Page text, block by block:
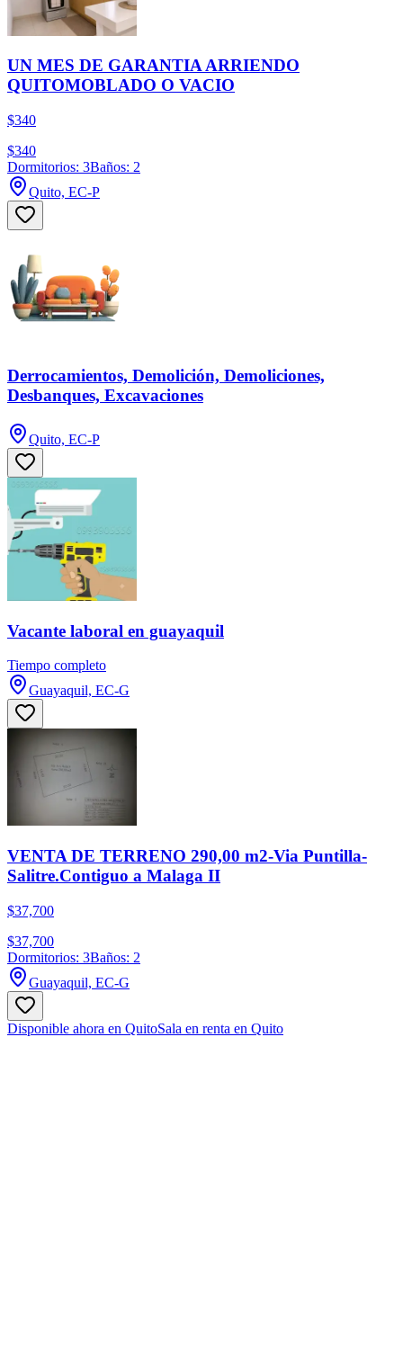
UN MES DE GARANTIA ARRIENDO
QUITOMOBLADO O VACIO
$340
$340
Dormitorios: 3Baños: 2
Quito, EC-P
Derrocamientos, Demolición, Demoliciones,
Desbanques, Excavaciones
Quito, EC-P
Vacante laboral en guayaquil
Tiempo completo
Guayaquil, EC-G
VENTA DE TERRENO 290,00 m2-Via Puntilla-
Salitre.Contiguo a Malaga II
$37,700
$37,700
Dormitorios: 3Baños: 2
Guayaquil, EC-G
Disponible ahora en QuitoSala en renta en Quito